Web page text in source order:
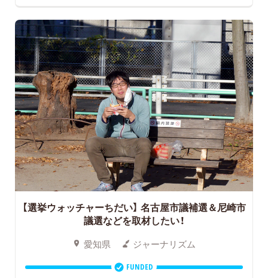
【選挙ウォッチャーちだい】 名古屋市議補選＆尼崎市
議選などを取材したい！
愛知県 ジャーナリズム
FUNDED